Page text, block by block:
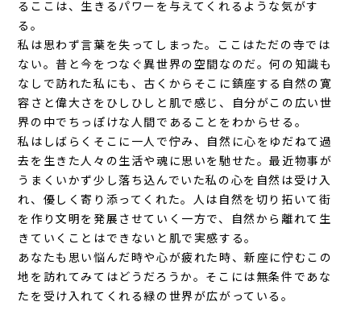
るここは、生きるパワーを与えてくれるような気がす
る。
私は思わず言葉を失ってしまった。ここはただの寺では
ない。昔と今をつなぐ異世界の空間なのだ。何の知識も
なしで訪れた私にも、古くからそこに鎮座する自然の寛
容さと偉大さをひしひしと肌で感じ、自分がこの広い世
界の中でちっぽけな人間であることをわからせる。
私はしばらくそこに一人で佇み、自然に心をゆだねて過
去を生きた人々の生活や魂に思いを馳せた。最近物事が
うまくいかず少し落ち込んでいた私の心を自然は受け入
れ、優しく寄り添ってくれた。人は自然を切り拓いて街
を作り文明を発展させていく一方で、自然から離れて生
きていくことはできないと肌で実感する。
あなたも思い悩んだ時や心が疲れた時、新座に佇むこの
地を訪れてみてはどうだろうか。そこには無条件であな
たを受け入れてくれる緑の世界が広がっている。